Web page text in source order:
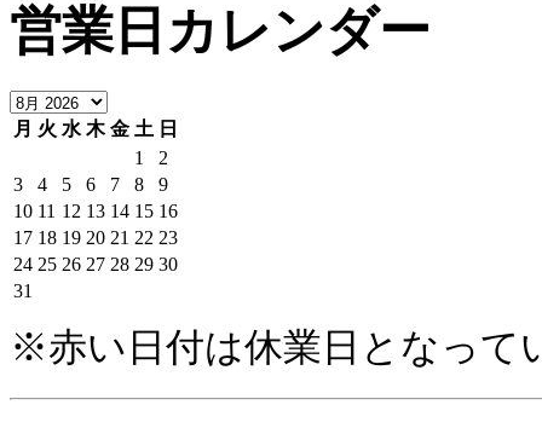
営業日カレンダー
月 火 水 木 金 土 日
1
2
3
4 5 6 7 8
9
10 11 12 13 14 15 16
17 18 19 20 21 22 23
24 25 26 27 28 29 30
31
※赤い日付は休業日となって